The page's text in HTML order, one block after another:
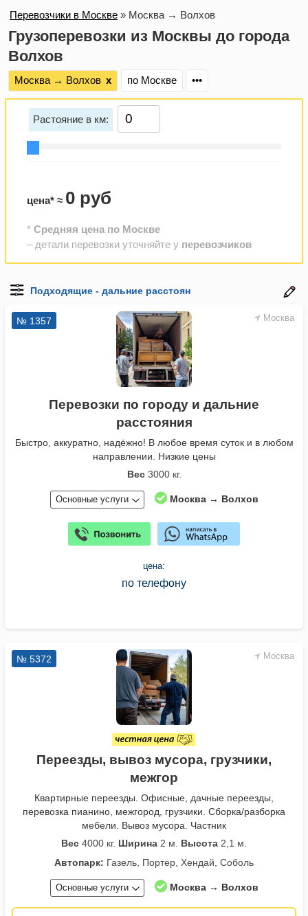
Перевозчики в Москве » Москва → Волхов
Грузоперевозки из Москвы до города
Волхов
Москва → Волхов х по Москве •••
Растояние в км:
цена* ≈ 0 руб
* Средняя цена по Москве
– детали перевозки уточняйте у перевозчиков
Москва
№ 1357
Перевозки по городу и дальние
расстояния
Быстро, аккуратно, надёжно! В любое время суток и в любом
направлении. Низкие цены
Вес3000 кг.
Основные услуги Москва → Волхов
цена:
по телефону
Москва
№ 5372
Переезды, вывоз мусора, грузчики,
межгор
Квартирные переезды. Офисные, дачные переезды,
перевозка пианино, межгород, грузчики. Сборка/разборка
мебели. Вывоз мусора. Частник
Вес 4000 кг. Ширина 2 м. Высота 2,1 м.
Автопарк: Газель, Портер, Хендай, Соболь
Основные услуги Москва → Волхов